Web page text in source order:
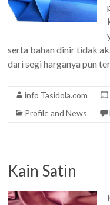
serta bahan dinir tidak
dari segi harganya pun
info Tasidola.com
Profile and News
Kain Satin